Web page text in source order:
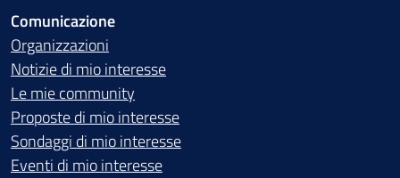
Comunicazione
Organizzazioni
Notizie di mio interesse
Le mie community
Proposte di mio interesse
Sondaggi di mio interesse
Eventi di mio interesse